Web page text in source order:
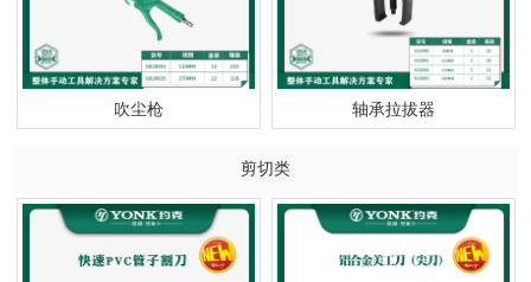
吹尘枪 轴承拉拔器
剪切类